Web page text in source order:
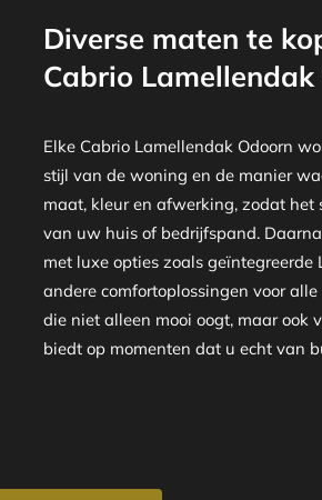
Diverse maten te
Cabrio Lamellendak
Elke Cabrio Lamellendak Odoorn
stijl van de woning en de manier
maat, kleur en afwerking, zodat
van uw huis of bedrijfspand.
met luxe opties zoals
andere comfortoplossingen voor
die niet alleen mooi oogt, maar ook
biedt op momenten dat u echt van